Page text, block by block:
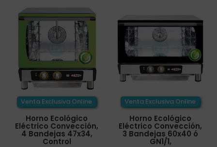
Venta Exclusiva Online
Horno Ecológico
Eléctrico Convección,
4 Bandejas 47x34,
Control
Venta Exclusiva Online
Horno Ecológico
Eléctrico Convección,
3 Bandejas 60x40 ó
GN1/1,